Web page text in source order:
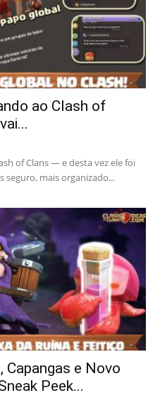
ao Clash of
of Clans — e desta vez ele foi
seguro, mais organizado...
Capangas e Novo
Peek...